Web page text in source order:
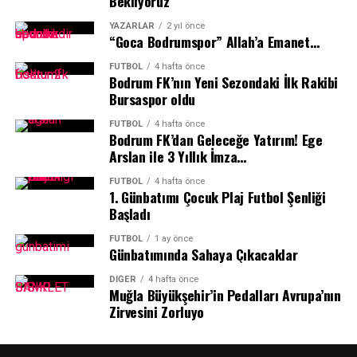
İçmeler Mevkii’nde bulunan Bodrumspor Yelken Şubesi
tesislerinde gerçekleştirilen 20. yıl kutlama programı,
yelken camiasını aynı çatı altında buluşturan anlamlı bir
etkinlikle sona erdi.
www.bodrumsporyelken.org adresinin ziyaret
edilebileceğini ifade etti.
Bodrum’un eşsiz koylarında rüzgârla buluşacak genç
sporcular, yaz boyunca hem denizin keyfini çıkaracak
hem de yelken sporunun temel eğitimlerini alma fırsatı
yakalayacak.
Kapanış töreni Marmaris’te…
19 Mayıs ruhunu denizde yaşatacak olan filonun
Marmaris’e ulaşmasının ardından, bu tarihi iş birliğinin
ilk yarışının görkemli kapanış ve ödül töreni MIYC ev
sahipliğinde gerçekleştirilecek.
Dört kulüp, tek rota, büyük destek
YAZARLAR 2 yıl önce
“Goca Bodrumspor” Allah’a Emanet…
FUTBOL 4 hafta önce
Bodrum FK’nın Yeni Sezondaki İlk Rakibi
Bursaspor oldu
FUTBOL 4 hafta önce
Bodrum FK’dan Geleceğe Yatırım! Ege
Arslan ile 3 Yıllık İmza…
FUTBOL 4 hafta önce
1.⁠ ⁠Günbatımı Çocuk Plaj Futbol Şenliği
Başladı
FUTBOL 1 ay önce
Günbatımında Sahaya Çıkacaklar
DIĞER 4 hafta önce
Muğla Büyükşehir’in Pedalları Avrupa’nın
Zirvesini Zorluyo